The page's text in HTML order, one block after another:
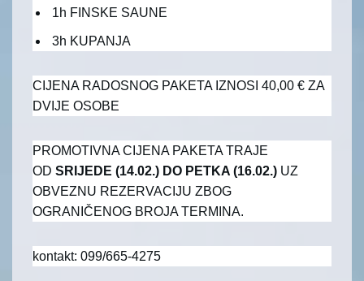
1h FINSKE SAUNE
3h KUPANJA
CIJENA RADOSNOG PAKETA IZNOSI 40,00 € ZA
DVIJE OSOBE
PROMOTIVNA CIJENA PAKETA TRAJE
OD SRIJEDE (14.02.) DO PETKA (16.02.) UZ
OBVEZNU REZERVACIJU ZBOG
OGRANIČENOG BROJA TERMINA.
kontakt: 099/665-4275